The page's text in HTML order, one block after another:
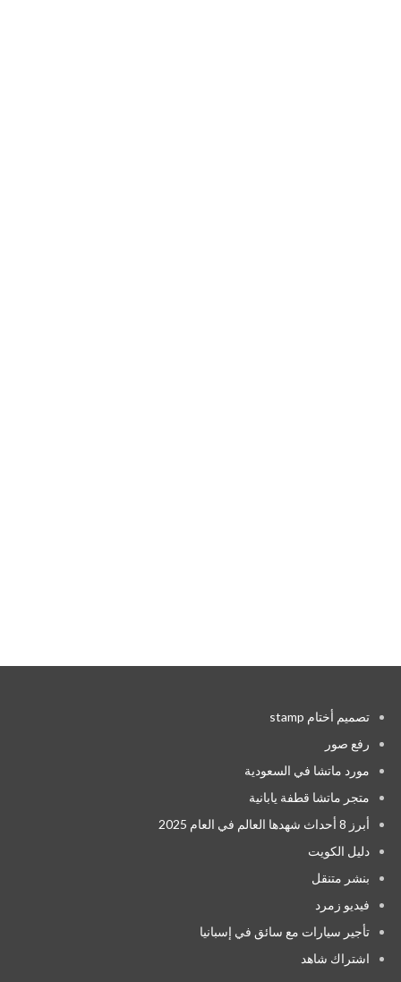
تصميم أختام stamp
رفع صور
مورد ماتشا في السعودية
متجر ماتشا قطفة يابانية
أبرز 8 أحداث شهدها العالم في العام 2025
دليل الكويت
بنشر متنقل
فيديو زمرد
تأجير سيارات مع سائق في إسبانيا
اشتراك شاهد